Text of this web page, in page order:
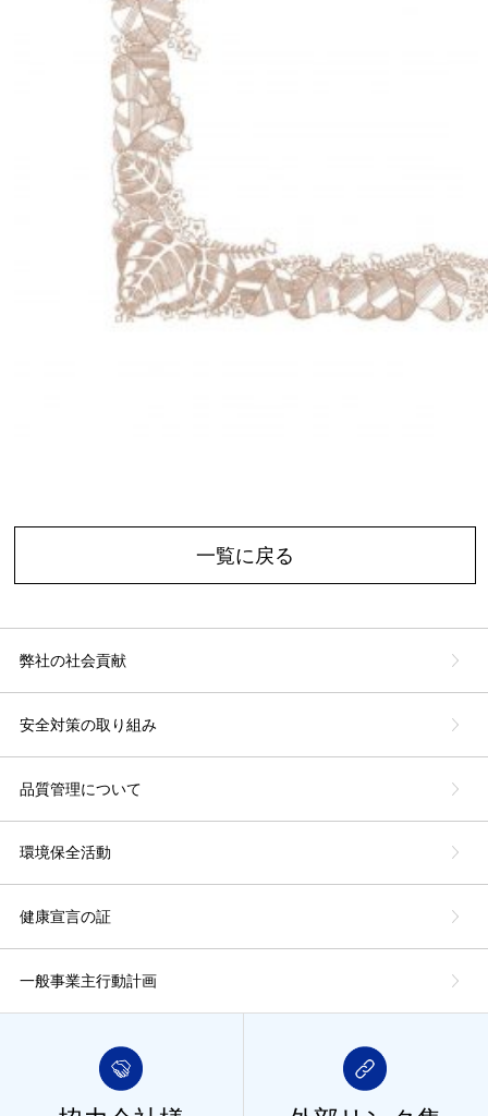
一覧に戻る
弊社の社会貢献
安全対策の取り組み
品質管理について
環境保全活動
健康宣言の証
一般事業主行動計画